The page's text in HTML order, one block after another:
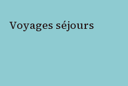
Voyages séjours